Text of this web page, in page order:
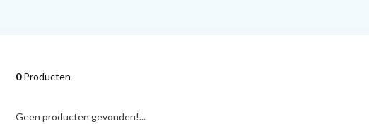
0Producten
Geen producten gevonden!...